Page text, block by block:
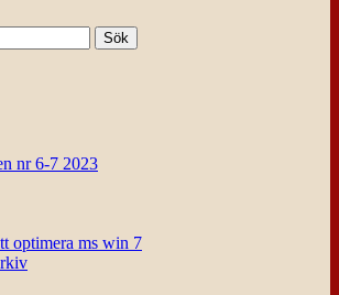
nr 6-7 2023
optimera ms win 7